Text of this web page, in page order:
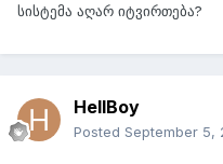
სისტემა აღარ იტვირთება?
HellBoy
Posted September 5,